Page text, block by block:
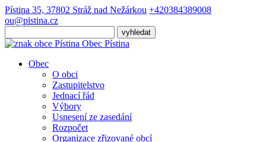
Pístina 35, 37802 Stráž nad Nežárkou +420384389008
ou@pistina.cz
Obec Pístina
Obec
O obci
Zastupitelstvo
Jednací řád
Výbory
Usnesení ze zasedání
Rozpočet
Organizace zřizované obcí